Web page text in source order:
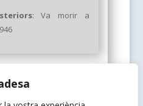
: Va morir a